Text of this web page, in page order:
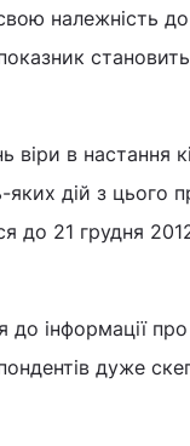
належність
становить
віри в настання
дій з цього
до 21 грудня
інформації
дуже